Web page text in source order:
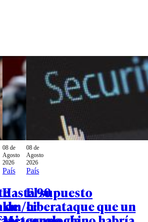
de
08 de
Agosto
2026
País
Hasta 90
km/h:
08 de
Agosto
2026
País
El supuesto
ciberataque que un